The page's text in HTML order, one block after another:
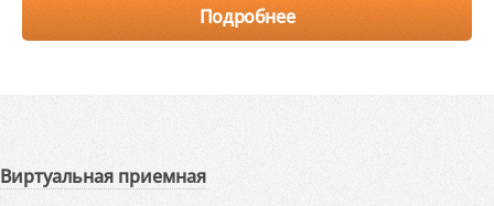
Подробнее
Виртуальная приемная